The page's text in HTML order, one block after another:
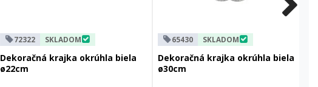
72322 SKLADOM
Dekoračná krajka okrúhla biela
ø22cm
65430 SKLADOM
Dekoračná krajka okrúhla biela
ø30cm